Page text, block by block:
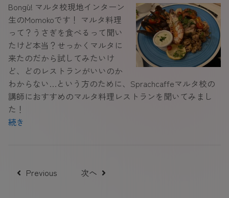
Bonġu! マルタ校現地インターン
生のMomokoです！ マルタ料理
って？うさぎを食べるって聞い
たけど本当？せっかくマルタに
来たのだから試してみたいけ
ど、どのレストランがいいのか
わからない…という方のために、Sprachcaffeマルタ校の
講師におすすめのマルタ料理レストランを聞いてみまし
た！
続き
Previous 次へ